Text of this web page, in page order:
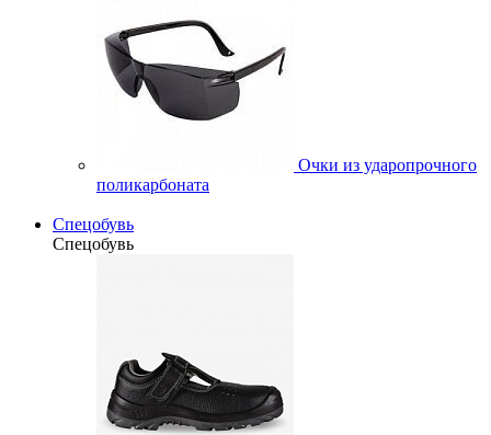
Очки из ударопрочного
поликарбоната
Спецобувь
Спецобувь